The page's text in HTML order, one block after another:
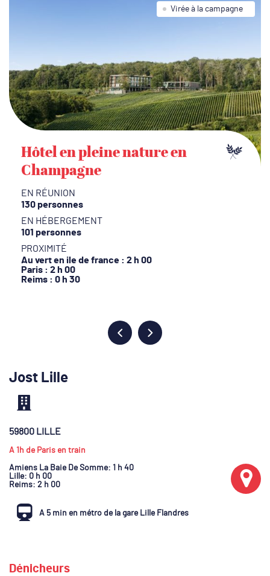
Virée à la campagne
Hôtel en pleine nature en
Champagne
EN RÉUNION
130 personnes
EN HÉBERGEMENT
101 personnes
PROXIMITÉ
Au vert en ile de france : 2 h 00
Paris : 2 h 00
Reims : 0 h 30
Jost Lille
59800 LILLE
A 1h de Paris en train
Amiens La Baie De Somme: 1 h 40
Lille: 0 h 00
Reims: 2 h 00
A 5 min en métro de la gare Lille Flandres
Dénicheurs